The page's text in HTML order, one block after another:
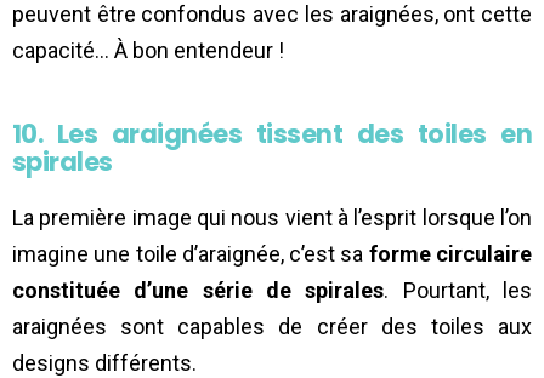
peuvent être confondus avec les araignées, ont cette
capacité… À bon entendeur !
10. Les araignées tissent des toiles en
spirales
La première image qui nous vient à l’esprit lorsque l’on
imagine une toile d’araignée, c’est sa forme circulaire
constituée d’une série de spirales. Pourtant, les
araignées sont capables de créer des toiles aux
designs différents.